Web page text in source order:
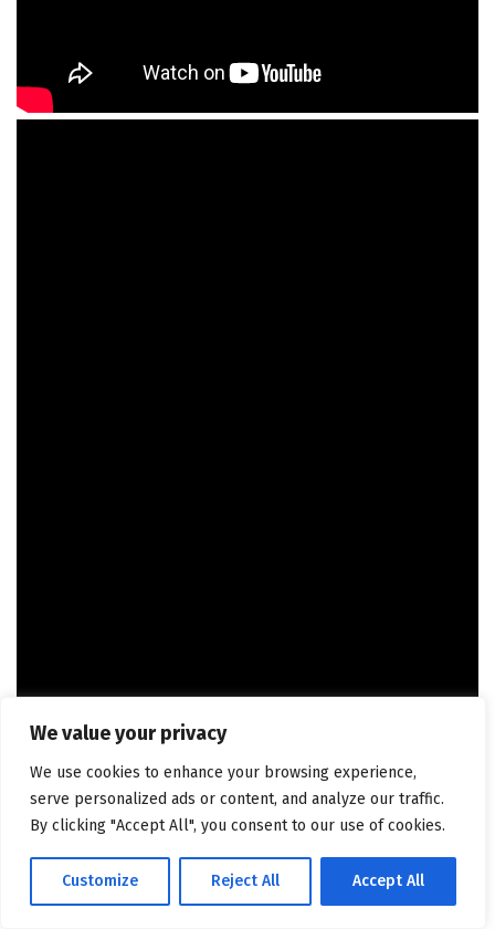
We value your privacy
We use cookies to enhance your browsing experience,
serve personalized ads or content, and analyze our traffic.
By clicking "Accept All", you consent to our use of cookies.
Customize Reject All Accept All